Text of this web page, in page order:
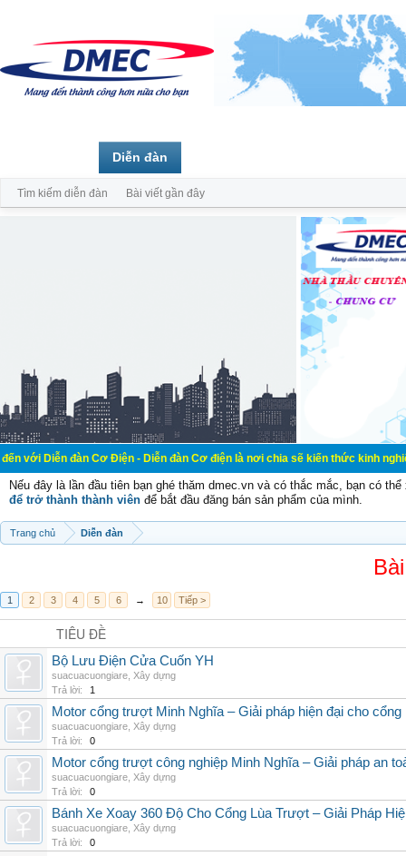
đàn Cơ Điện - Diễn đàn Cơ điện là nơi chia sẽ kiến thức kinh nghiệm trong
Nếu đây là lần đầu tiên bạn ghé thăm dmec.vn và có thắc mắc, bạn có
để trở thành thành viên để bắt đầu đăng bán sản phẩm của mình.
Trang chủ Diễn đàn
1 2 3 4 5 6 → 10 Tiếp >
TIÊU ĐỀ
Bộ Lưu Điện Cửa Cuốn YH
suacuacuongiare Xây dựng
Trả lời:
1
Motor cổng trượt Minh Nghĩa – Giải pháp hiện đại cho
suacuacuongiare Xây dựng
Trả lời:
0
Motor cổng trượt công nghiệp Minh Nghĩa – Giải pháp an
suacuacuongiare Xây dựng
Trả lời:
0
Bánh Xe Xoay 360 Độ Cho Cổng Lùa Trượt – Giải Pháp
suacuacuongiare Xây dựng
Trả lời:
0
Diễn đàn
Tìm kiếm diễn đàn Bài viết gần đây